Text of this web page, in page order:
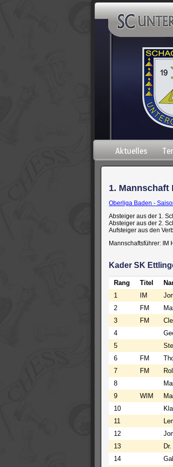
Navigation
überspringen
Aktuelles
1. Mannschaft
Oberliga Baden -
Absteiger aus der 1.
Absteiger aus der 2.
Aufsteiger aus den
Mannschaftsführer: IM
Kader SK
Rang Titel
1
IM
2
FM
3
FM
4
5
6
FM
7
FM
8
9
WIM
10
11
12
13
14